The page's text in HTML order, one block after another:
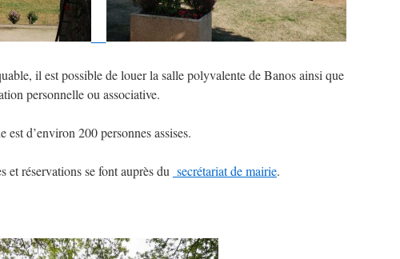
il est possible de louer la salle polyvalente de Banos ainsi que
personnelle ou associative.
d’environ 200 personnes assises.
réservations se font auprès du secrétariat de mairie.